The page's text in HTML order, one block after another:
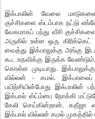
இக்பாலின் வேலை
குச்சிகளை ஸ்டம்பாக நட்டு
வேகமாகப் பந்து வீசி
அருகில் உள்ள ஒரு
வைத்து இக்பாலுக்கு அங்கு
கூட உதவிக்கு இருக்க வேண்டும்.
கொள்ள முடியாது.
வில்லன் - கமல். இக்பாலைப்
பயிற்சியின்போது இக்பாலின்
இக்பால் ஸ்ட்ம்பை நோக்கி
கேலி செய்கின்றான்.
இக்பால் வில்லன் கமல் முகத்தில்